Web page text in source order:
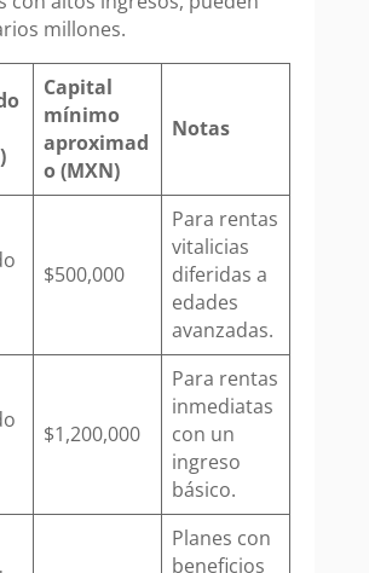
millones.
Capital
mínimo
aproximad
o (MXN)
Notas
$500,000
Para rentas
vitalicias
diferidas a
edades
avanzadas.
$1,200,000
Para rentas
inmediatas
con un
ingreso
básico.
Planes con
beneficios